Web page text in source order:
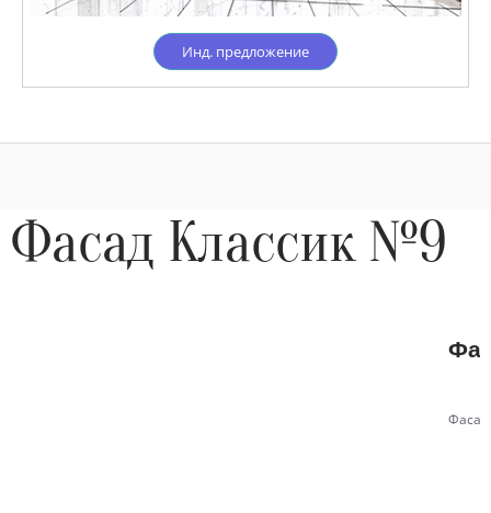
Инд. предложение
Фасад Классик №9